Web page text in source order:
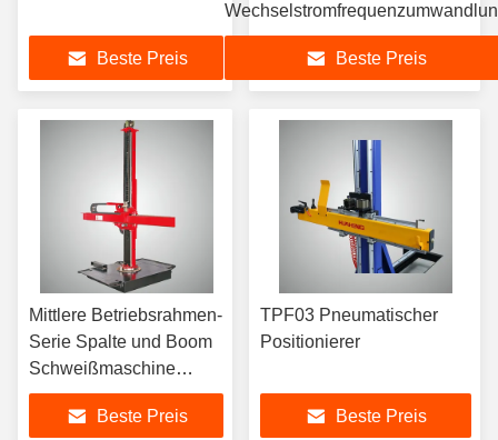
Beste Preis Beste Preis
Mittlere Betriebsrahmen-
Serie Spalte und Boom
Schweißmaschine
Manipulator HCJ2000
Beste Preis
TPF03 Pneumatischer
Positionierer
Beste Preis